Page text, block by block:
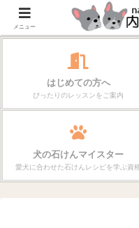
作る楽しさが、
はじめての方へ
ぴったりのレッスンをご案内
犬の石けんマイスター
愛犬に合わせた石けんレシピを学ぶ資
メニュー